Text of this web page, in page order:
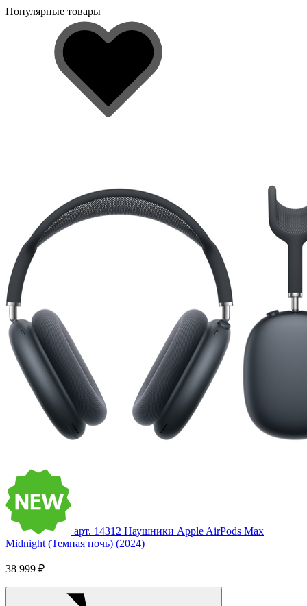
Популярные товары
арт. 14312 Наушники Apple AirPods Max
Midnight (Темная ночь) (2024)
38 999 ₽